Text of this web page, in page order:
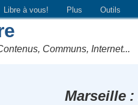
Libre à vous! Plus Outils
Communs, Internet...
Marseille